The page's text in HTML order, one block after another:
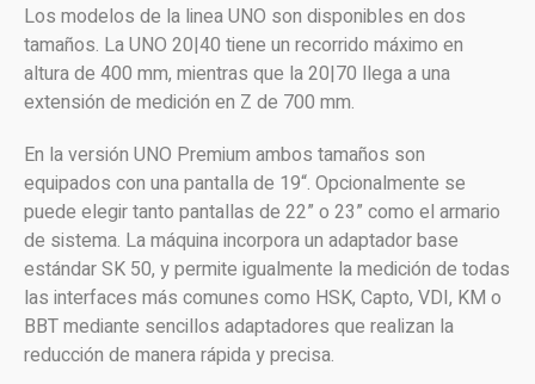
Los modelos de la linea UNO son disponibles en dos
tamaños. La UNO 20|40 tiene un recorrido máximo en
altura de 400 mm, mientras que la 20|70 llega a una
extensión de medición en Z de 700 mm.
En la versión UNO Premium ambos tamaños son
equipados con una pantalla de 19“. Opcionalmente se
puede elegir tanto pantallas de 22” o 23” como el armario
de sistema. La máquina incorpora un adaptador base
estándar SK 50, y permite igualmente la medición de todas
las interfaces más comunes como HSK, Capto, VDI, KM o
BBT mediante sencillos adaptadores que realizan la
reducción de manera rápida y precisa.